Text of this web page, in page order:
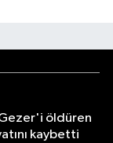
öldüren
kaybetti